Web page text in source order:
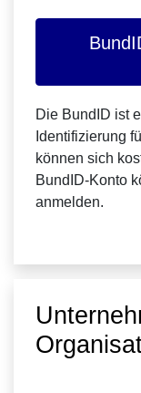
Die BundID ist
Identifizierung
können sich
BundID-Konto
anmelden.